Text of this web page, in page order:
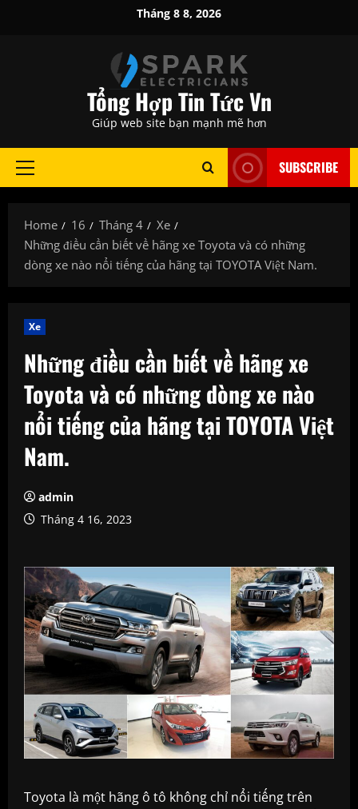
Tháng 8 8, 2026
Tổng Hợp Tin Tức Vn
Giúp web site bạn mạnh mẽ hơn
Primary
SUBSCRIBE
Home 16 Tháng 4
Xe
Những điều cần biết về hãng xe Toyota và có những
dòng xe nào nổi tiếng của hãng tại TOYOTA Việt Nam.
Xe
Những điều cần biết về hãng xe
Toyota và có những dòng xe nào
nổi tiếng của hãng tại TOYOTA Việt
Nam.
admin
Tháng 4 16, 2023
Toyota là một hãng ô tô không chỉ nổi tiếng trên